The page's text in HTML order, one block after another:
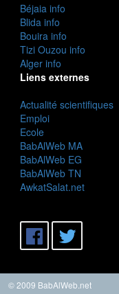
Béjaia info
Blida info
Bouira info
Tizi Ouzou info
Alger info
Liens externes
Actualité scientifiques
Emploi
Ecole
BabAlWeb MA
BabAlWeb EG
BabAlWeb TN
AwkatSalat.net
© 2009 BabAlWeb.net